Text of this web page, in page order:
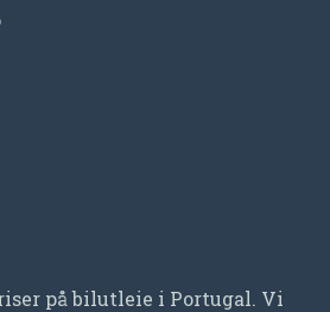
på bilutleie i Portugal. Vi